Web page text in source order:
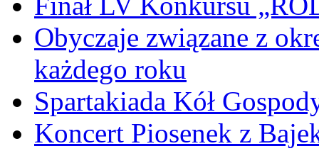
Obyczaje związane z
każdego roku
Spartakiada Kół
Koncert Piosenek z